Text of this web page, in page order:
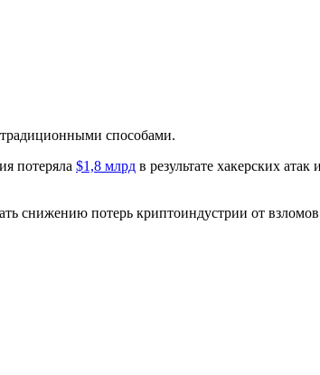
способами.
потеряла $1,8 млрд в результате хакерских
снижению потерь криптоиндустрии от взломов